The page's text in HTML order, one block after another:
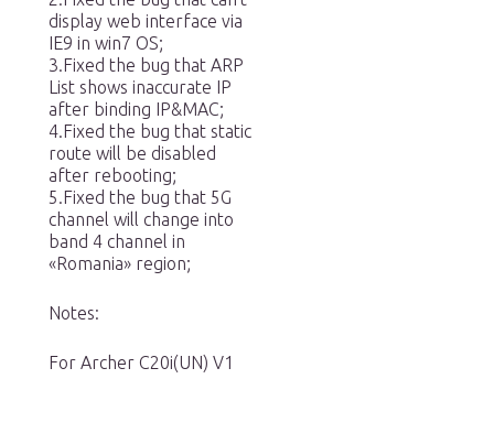
display web interface via
IE9 in win7 OS;
3.Fixed the bug that ARP
List shows inaccurate IP
after binding IP&MAC;
4.Fixed the bug that static
route will be disabled
after rebooting;
5.Fixed the bug that 5G
channel will change into
band 4 channel in
«Romania» region;
Notes:
For Archer C20i(UN) V1